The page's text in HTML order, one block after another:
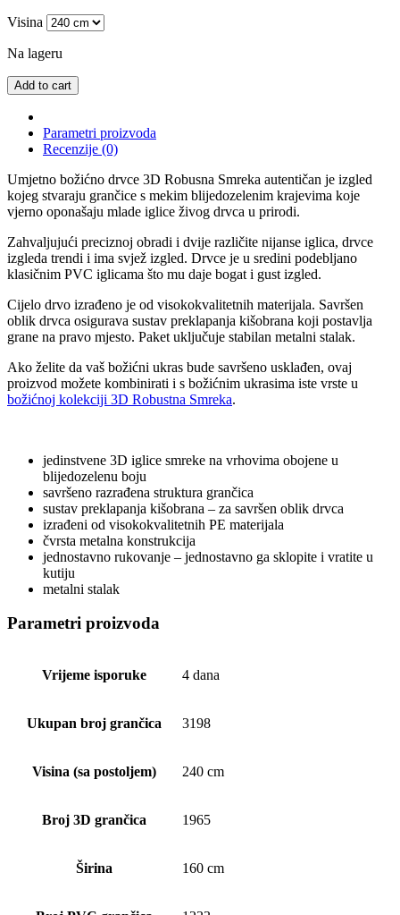
Visina
Na lageru
Add to cart
Parametri proizvoda
Recenzije (0)
Umjetno božićno drvce 3D Robusna Smreka autentičan je izgled
kojeg stvaraju grančice s mekim blijedozelenim krajevima koje
vjerno oponašaju mlade iglice živog drvca u prirodi.
Zahvaljujući preciznoj obradi i dvije različite nijanse iglica, drvce
izgleda trendi i ima svjež izgled. Drvce je u sredini podebljano
klasičnim PVC iglicama što mu daje bogat i gust izgled.
Cijelo drvo izrađeno je od visokokvalitetnih materijala. Savršen
oblik drvca osigurava sustav preklapanja kišobrana koji postavlja
grane na pravo mjesto. Paket uključuje stabilan metalni stalak.
Ako želite da vaš božićni ukras bude savršeno usklađen, ovaj
proizvod možete kombinirati i s božićnim ukrasima iste vrste u
božićnoj kolekciji 3D Robustna Smreka.
jedinstvene 3D iglice smreke na vrhovima obojene u
blijedozelenu boju
savršeno razrađena struktura grančica
sustav preklapanja kišobrana – za savršen oblik drvca
izrađeni od visokokvalitetnih PE materijala
čvrsta metalna konstrukcija
jednostavno rukovanje – jednostavno ga sklopite i vratite u
kutiju
metalni stalak
Parametri proizvoda
Vrijeme isporuke 4 dana
Ukupan broj grančica 3198
Visina (sa postoljem) 240 cm
Broj 3D grančica 1965
Širina 160 cm